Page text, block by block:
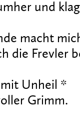
und
macht
die Frevler
Unheil *
Grimm.